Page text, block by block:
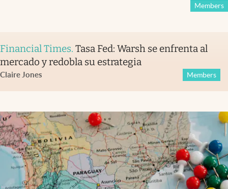
Members
Financial Times. Tasa Fed: Warsh se enfrenta al
mercado y redobla su estrategia
Claire Jones Members